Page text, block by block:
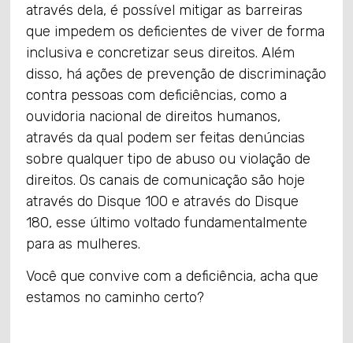
através dela, é possível mitigar as barreiras
que impedem os deficientes de viver de forma
inclusiva e concretizar seus direitos. Além
disso, há ações de prevenção de discriminação
contra pessoas com deficiências, como a
ouvidoria nacional de direitos humanos,
através da qual podem ser feitas denúncias
sobre qualquer tipo de abuso ou violação de
direitos. Os canais de comunicação são hoje
através do Disque 100 e através do Disque
180, esse último voltado fundamentalmente
para as mulheres.
Você que convive com a deficiência, acha que
estamos no caminho certo?